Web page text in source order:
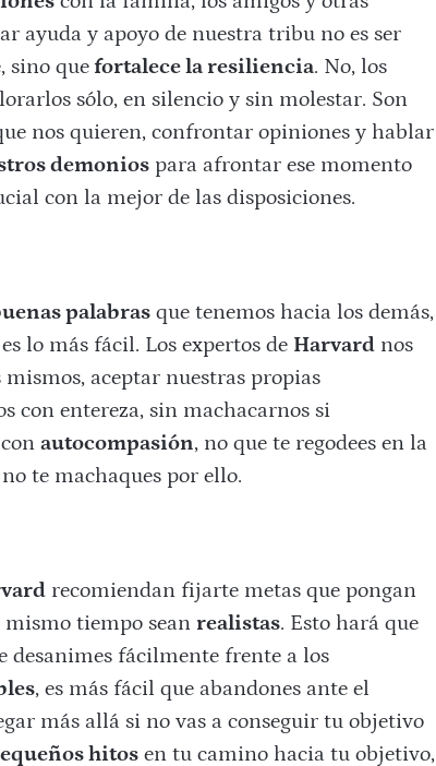
ayuda y apoyo de nuestra tribu no es ser
sino quefortalece la resiliencia. No, los
sólo, en silencio y sin molestar. Son
nos quieren, confrontar opiniones y hablar
demoniospara afrontar ese momento
con la mejor de las disposiciones.
palabrasque tenemos hacia los demás,
lo más fácil. Los expertos de Harvardnos
aceptar nuestras propias
con entereza, sin machacarnos si
autocompasión, no que te regodees en la
te machaques por ello.
recomiendan fijarte metas que pongan
tiempo sean realistas. Esto hará que
desanimes fácilmente frente a los
, es más fácil que abandones ante el
más allá si no vas a conseguir tu objetivo
hitosen tu camino hacia tu objetivo,